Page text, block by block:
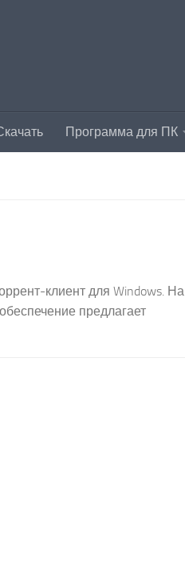
Программа для ПК
клиент для Windows. На
предлагает